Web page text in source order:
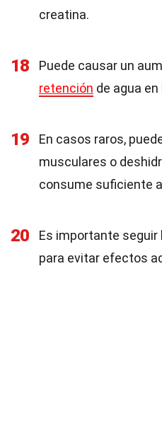
creatina.
18
Puede causar un
retención de agua
19
En casos raros,
musculares o
consume suficiente
20
Es importante
para evitar efectos